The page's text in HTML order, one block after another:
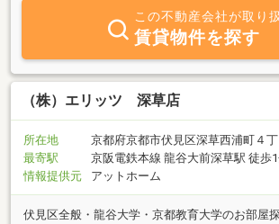
ファミリー物件、室内ピカピカの新築物件、か
ちゃんと一緒に暮らせるペットとの共生可能物
幅広く取り揃えております！！エリッツは、京
滋賀県・奈良県にも店舗を構えておりますので
でお客様のお部屋探しをサポートさせていただ
人様のご契約も承っております。お部屋探しに
エリッツ竹田店スタッフ一同、心よりご来店を
す！
この不動産会社が取り
賃貸物件を探す
（株）エリッツ 深草店
所在地
京都府京都市伏見区深草西浦町４丁
最寄駅
京阪電鉄本線 龍谷大前深草駅 徒歩
情報提供元
アットホーム
伏見区全般・龍谷大学・京都教育大学のお部屋